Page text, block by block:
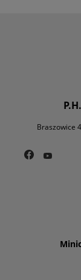
Braszowice